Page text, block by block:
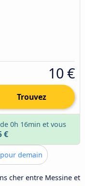
10 €
Trouvez
0h 16min et vous
€
demain
cher entre Messine et